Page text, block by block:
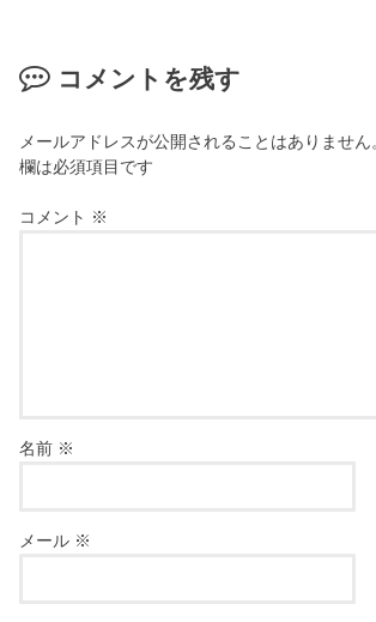
コメントを残す
メールアドレスが公開されることはありません
欄は必須項目です
コメント ※
名前 ※
メール ※